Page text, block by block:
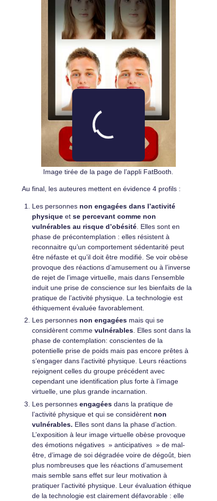
Image tirée de la page de l’appli FatBooth.
Au final, les auteures mettent en évidence 4 profils :
Les personnes non engagées dans l’activité
physiqueet se percevant comme non
vulnérables au risque d’obésité. Elles sont en
phase de précontemplation : elles résistent à
reconnaitre qu’un comportement sédentarité peut
être néfaste et qu’il doit être modifié. Se voir obèse
provoque des réactions d’amusement ou à l’inverse
de rejet de l’image virtuelle, mais dans l’ensemble
induit une prise de conscience sur les bienfaits de la
pratique de l’activité physique. La technologie est
éthiquement évaluée favorablement.
Les personnes non engagées mais qui se
considèrent commevulnérables. Elles sont dans la
phase de contemplation: conscientes de la
potentielle prise de poids mais pas encore prêtes à
s’engager dans l’activité physique. Leurs réactions
rejoignent celles du groupe précédent avec
cependant une identification plus forte à l’image
virtuelle, une plus grande incarnation.
Les personnesengagées dans la pratique de
l’activité physique et qui se considèrent non
vulnérables. Elles sont dans la phase d’action.
L’exposition à leur image virtuelle obèse provoque
des émotions négatives » anticipatives » de mal-
être, d’image de soi dégradée voire de dégoût, bien
plus nombreuses que les réactions d’amusement
mais semble sans effet sur leur motivation à
pratiquer l’activité physique. Leur évaluation éthique
de la technologie est clairement défavorable : elle